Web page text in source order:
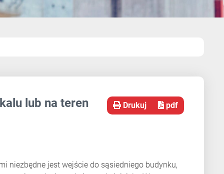
Drukuj pdf
lub na teren
niezbędne jest wejście do sąsiedniego budynku,